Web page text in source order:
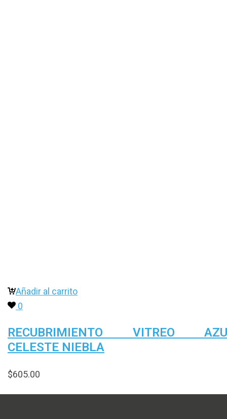
Añadir al carrito
0
RECUBRIMIENTO VITREO
CELESTE NIEBLA
$605.00